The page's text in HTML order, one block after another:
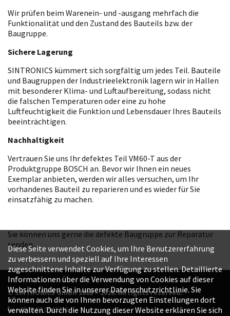
Wir prüfen beim Warenein- und -ausgang mehrfach die
Funktionalität und den Zustand des Bauteils bzw. der
Baugruppe.
Sichere Lagerung
SINTRONICS kümmert sich sorgfältig um jedes Teil. Bauteile
und Baugruppen der Industrieelektronik lagern wir in Hallen
mit besonderer Klima- und Luftaufbereitung, sodass nicht
die falschen Temperaturen oder eine zu hohe
Luftfeuchtigkeit die Funktion und Lebensdauer Ihres Bauteils
beeinträchtigen.
Nachhaltigkeit
Vertrauen Sie uns Ihr defektes Teil VM60-T aus der
Produktgruppe BOSCH an. Bevor wir Ihnen ein neues
Exemplar anbieten, werden wir alles versuchen, um Ihr
vorhandenes Bauteil zu reparieren und es wieder für Sie
einsatzfähig zu machen.
Sie können uns gerne die defekte Baugruppe zur Reparatur
senden.
© SINTRONICS GmbH 2008 – 2026. All rights reserved.
+49 6187 99413-0
Diese Seite verwendet Cookies, um Ihre Benutzererfahrung
zu verbessern und speziell auf Ihre Interessen
zugeschnittene Inhalte zur Verfügung zu stellen. Detaillierte
Informationen über die Verwendung von Cookies auf dieser
Website finden Sie in unserer Datenschutzrichtlinie. Sie
können auch die von Ihnen bevorzugten Einstellungen dort
verwalten. Durch die Nutzung dieser Website erklären Sie sich